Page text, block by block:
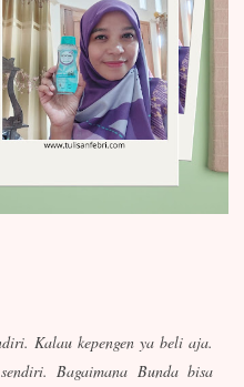
Kalau kepengen ya beli aja.
Bagaimana Bunda bisa